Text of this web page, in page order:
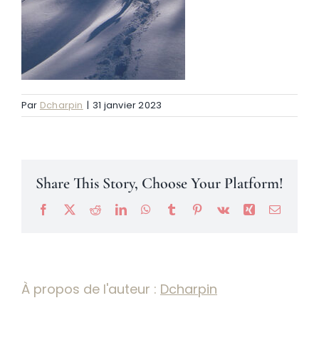
Névache
Accès
Par Dcharpin | 31 janvier 2023
Share This Story, Choose Your Platform!
Facebook
X RedditLinkedInWhatsApp
TumblrPinterest
Vk Xing Email
À propos de l'auteur : Dcharpin